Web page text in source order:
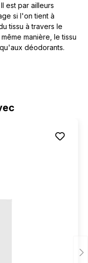
est par ailleurs
si l'on tient à
tissu à travers le
manière, le tissu
déodorants.